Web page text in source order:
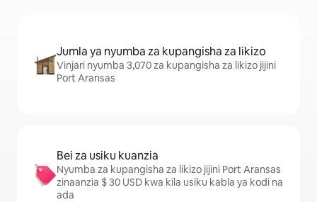
Jumla ya nyumba za kupangisha za likizo
Vinjari nyumba 3,070 za kupangisha za likizo jijini
Port Aransas
Bei za usiku kuanzia
Nyumba za kupangisha za likizo jijini Port Aransas
zinaanzia $ 30 USD kwa kila usiku kabla ya kodi na
ada